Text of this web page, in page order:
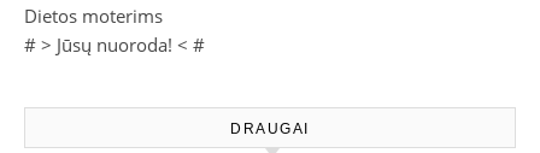
Dietos moterims
# > Jūsų nuoroda! < #
DRAUGAI